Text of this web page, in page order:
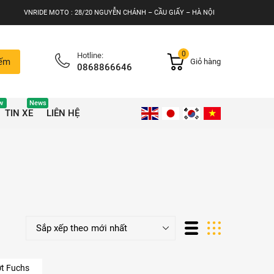
VNRIDE MOTO : 28/20 NGUYỄN CHÁNH – CẦU GIẤY – HÀ NỘI
Hotline:
0868866646
0
Giỏ hàng
TIN XE
News
LIÊN HỆ